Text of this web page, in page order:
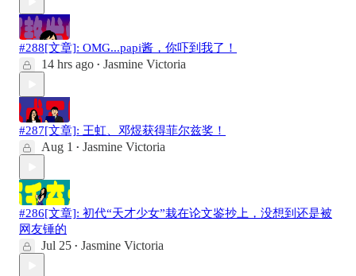
#288[文章]: OMG...papi酱，你吓到我了！
14 hrs ago • Jasmine Victoria
#287[文章]: 王虹、邓煜获得菲尔兹奖！
Aug 1 • Jasmine Victoria
#286[文章]: 初代“天才少女”栽在论文鉴抄上，没想到还是被
网友锤的
Jul 25 • Jasmine Victoria